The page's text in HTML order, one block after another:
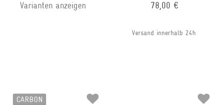
Varianten anzeigen
78,00 €
Versand innerhalb 24h
CARBON